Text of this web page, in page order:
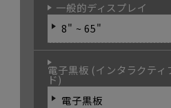
一般的ディスプレイ
8" ~ 65"
電子黒板 (インタラクティ
ド)
電子黒板